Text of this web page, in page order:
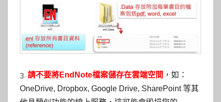
3. 請不要將EndNote檔案儲存在雲端空間 ，如：
OneDrive, Dropbox, Google Drive, SharePoint 等其